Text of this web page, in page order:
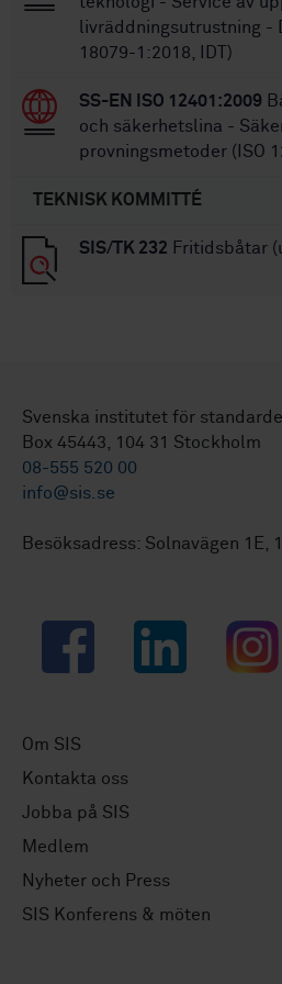
livräddningsutrustning -
18079-1:2018, IDT)
SS-EN ISO 12401:2009
och säkerhetslina -
provningsmetoder (ISO
TEKNISK KOMMITTÉ
SIS/TK 232 Fritidsbåtar
Svenska institutet för
Box 45443, 104 31 Stockholm
08-555 520 00
info@sis.se
Besöksadress: Solnavägen 1E,
Facebook LinkedIn
Om SIS
Kontakta oss
Jobba på SIS
Medlem
Nyheter och Press
SIS Konferens & möten